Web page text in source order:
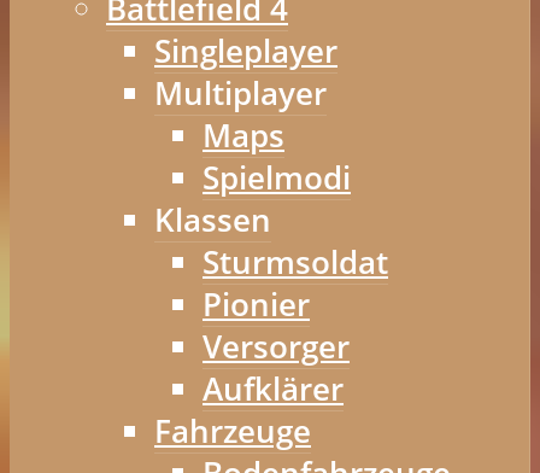
Battlefield 4
Singleplayer
Multiplayer
Maps
Spielmodi
Klassen
Sturmsoldat
Pionier
Versorger
Aufklärer
Fahrzeuge